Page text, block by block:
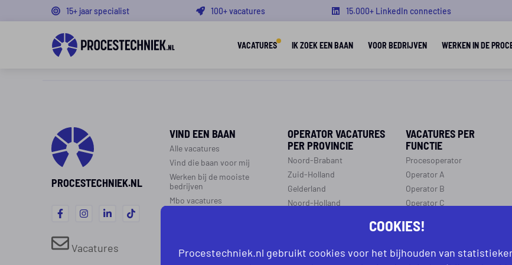
15+ jaar specialist 100+ vacatures 15.000+ LinkedIn connecties
VACATURES IK ZOEK EEN BAAN VOOR BEDRIJVEN WERKEN IN DE
PROCESTECHNIEK.NL
Vacatures
VIND EEN BAAN
Alle vacatures
Vind die baan voor mij
Werken bij de mooiste
bedrijven
Mbo vacatures
Over de procestechniek
OPERATOR VACATURES
PER PROVINCIE
Noord-Brabant
Zuid-Holland
Gelderland
Noord-Holland
Limburg
VACATURES PER
FUNCTIE
Procesoperator
Operator A
Operator B
Operator C
Monteur
COOKIES!
Procestechniek.nl gebruikt cookies voor het bijhouden van